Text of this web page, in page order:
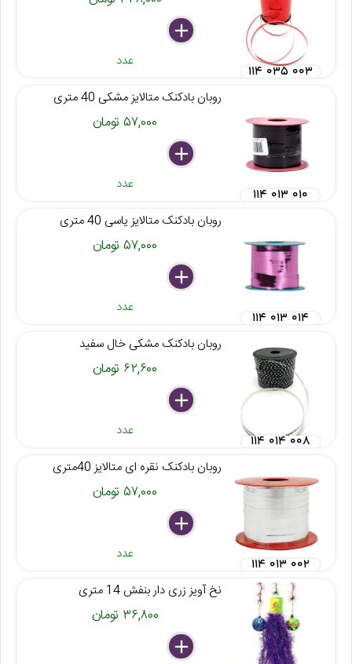
delete
remove
add
عدد
۱۱۴ ۰۳۵ ۰۰۳
روبان بادکنک متالایز مشکی 40 متری
۵۷,۰۰۰ تومان
delete
remove
add
عدد
۱۱۴ ۰۱۳ ۰۱۰
روبان بادکنک متالایز یاسی 40 متری
۵۷,۰۰۰ تومان
delete
remove
add
عدد
۱۱۴ ۰۱۳ ۰۱۴
روبان بادکنک مشکی خال سفید
۶۲,۶۰۰ تومان
delete
remove
add
عدد
۱۱۴ ۰۱۴ ۰۰۸
روبان بادکنک نقره ای متالایز 40متری
۵۷,۰۰۰ تومان
delete
remove
add
عدد
۱۱۴ ۰۱۳ ۰۰۲
نخ آویز زری دار بنفش 14 متری
۳۶,۸۰۰ تومان
delete
remove
add